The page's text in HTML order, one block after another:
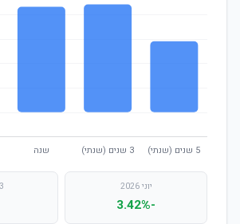
יוני 2026
-3.42%
3 חודשים